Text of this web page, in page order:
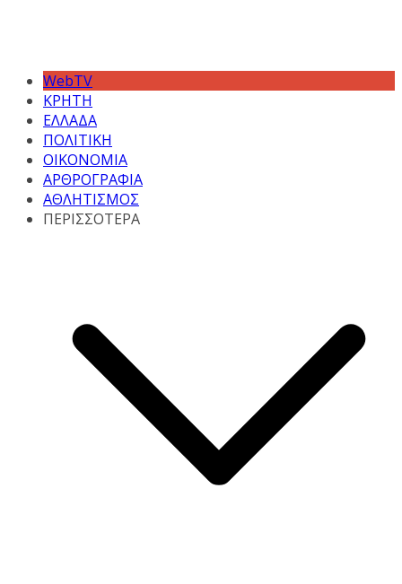
WebTV
ΚΡΗΤΗ
ΕΛΛΑΔΑ
ΠΟΛΙΤΙΚΗ
ΟΙΚΟΝΟΜΙΑ
ΑΡΘΡΟΓΡΑΦΙΑ
ΑΘΛΗΤΙΣΜΟΣ
ΠΕΡΙΣΣΟΤΕΡΑ